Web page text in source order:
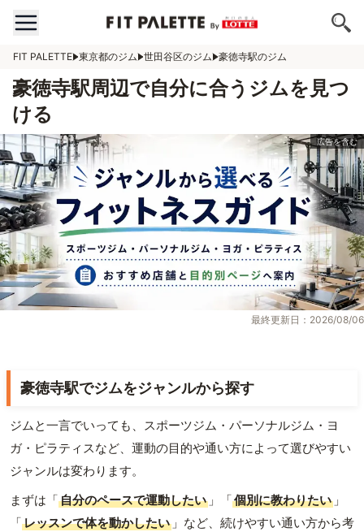
FIT PALETTE 東京都のジム 世田谷区のジム 豪徳寺駅のジム
豪徳寺駅周辺で自分に合うジムを見つ
ける
最終更新日：2026/08/06
豪徳寺駅でジムをジャンルから探す
ジムと一言でいっても、スポーツジム・パーソナルジム・ヨ
ガ・ピラティスなど、運動の目的や通い方によって選びやすい
ジャンルは変わります。
まずは「自分のペースで運動したい 」「個別に教わりたい 」
「レッスンで体を動かしたい 」など、続けやすい通い方から考